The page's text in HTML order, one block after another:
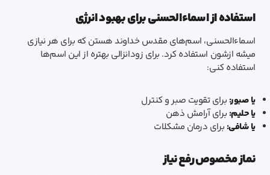
استفاده از اسماء‌الحسنی برای بهبود انرژی
اسماءالحسنی، اسم‌های مقدس خداوند هستن که برای هر نیازی
میشه ازشون استفاده کرد. برای زودانزالی بهتره از این اسم‌ها
استفاده کنی:
یا صبور: برای تقویت صبر و کنترل
یا حلیم: برای آرامش ذهن
یا شافی: برای درمان مشکلات
نماز مخصوص رفع نیاز